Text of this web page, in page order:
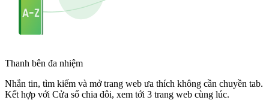
Thanh bên đa nhiệm
Nhắn tin, tìm kiếm và mở trang web ưa thích không cần chuyền tab.
Kết hợp với Cửa sổ chia đôi, xem tới 3 trang web cùng lúc.